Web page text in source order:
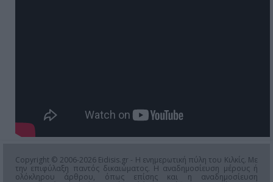
Copyright © 2006-2026 Eidisis.gr - Η ενημερωτική πύλη του Κιλκίς. Με
την επιφύλαξη παντός δικαιώματος. Η αναδημοσίευση μέρους ή
ολόκληρου άρθρου, όπως επίσης και η αναδημοσίευση